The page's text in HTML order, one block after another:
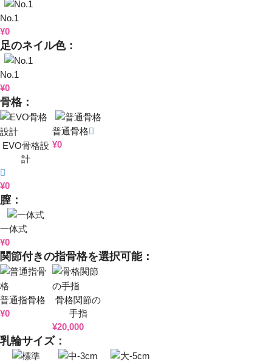
No.1
¥0
足のネイル色：
No.1
¥0
骨格：
EVO骨格設
計
¥0
普通骨格
¥0
膣：
一体式
¥0
関節付きの指骨格を選択可能：
普通指骨格
¥0
骨格関節の
手指
¥20,000
乳輪サイズ：